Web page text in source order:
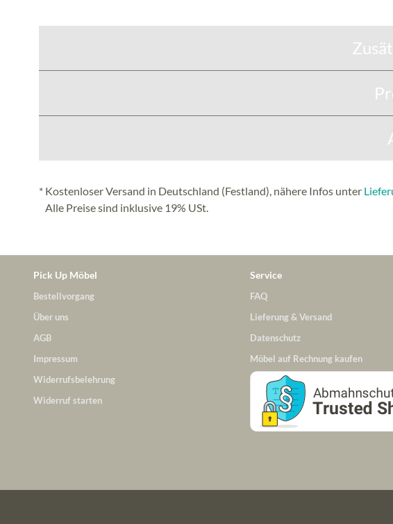
* Kostenloser Versand in Deutschland (Festland), nähere Infos unter
Alle Preise sind inklusive 19% USt.
Pick Up Möbel
Bestellvorgang
Über uns
AGB
Impressum
Widerrufsbelehrung
Widerruf starten
Service
FAQ
Lieferung & Versand
Datenschutz
Möbel auf Rechnung kaufen